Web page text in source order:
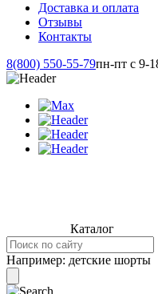
Доставка и оплата
Отзывы
Контакты
8(800) 550-55-79пн-пт с 9-
Каталог
Например: детские шорты